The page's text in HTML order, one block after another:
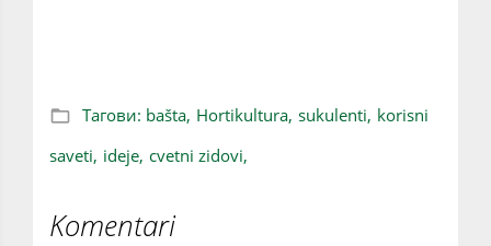
Тагови: bašta, Hortikultura, sukulenti, korisni
saveti, ideje, cvetni zidovi,
Komentari